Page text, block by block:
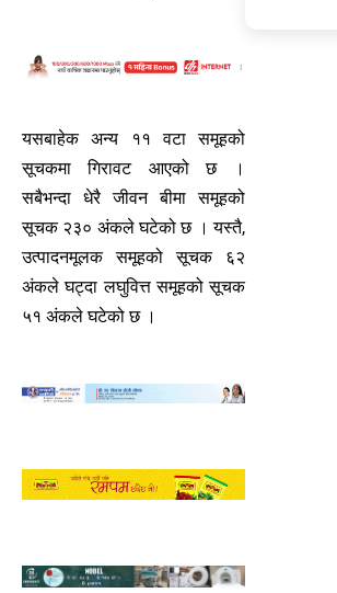
यसबाहेक अन्य ११ वटा समूहको
सूचकमा गिरावट आएको छ ।
सबैभन्दा धेरै जीवन बीमा समूहको
सूचक २३० अंकले घटेको छ । यस्तै,
उत्पादनमूलक समूहको सूचक ६२
अंकले घट्दा लघुवित्त समूहको सूचक
५१ अंकले घटेको छ ।